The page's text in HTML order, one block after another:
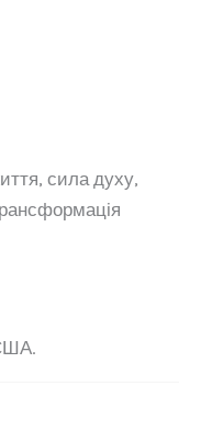
сила духу,